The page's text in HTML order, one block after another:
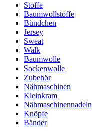
Stoffe
Baumwollstoffe
Bündchen
Jersey
Sweat
Walk
Baumwolle
Sockenwolle
Zubehör
Nähmaschinen
Kleinkram
Nähmaschinennadeln
Knöpfe
Bänder